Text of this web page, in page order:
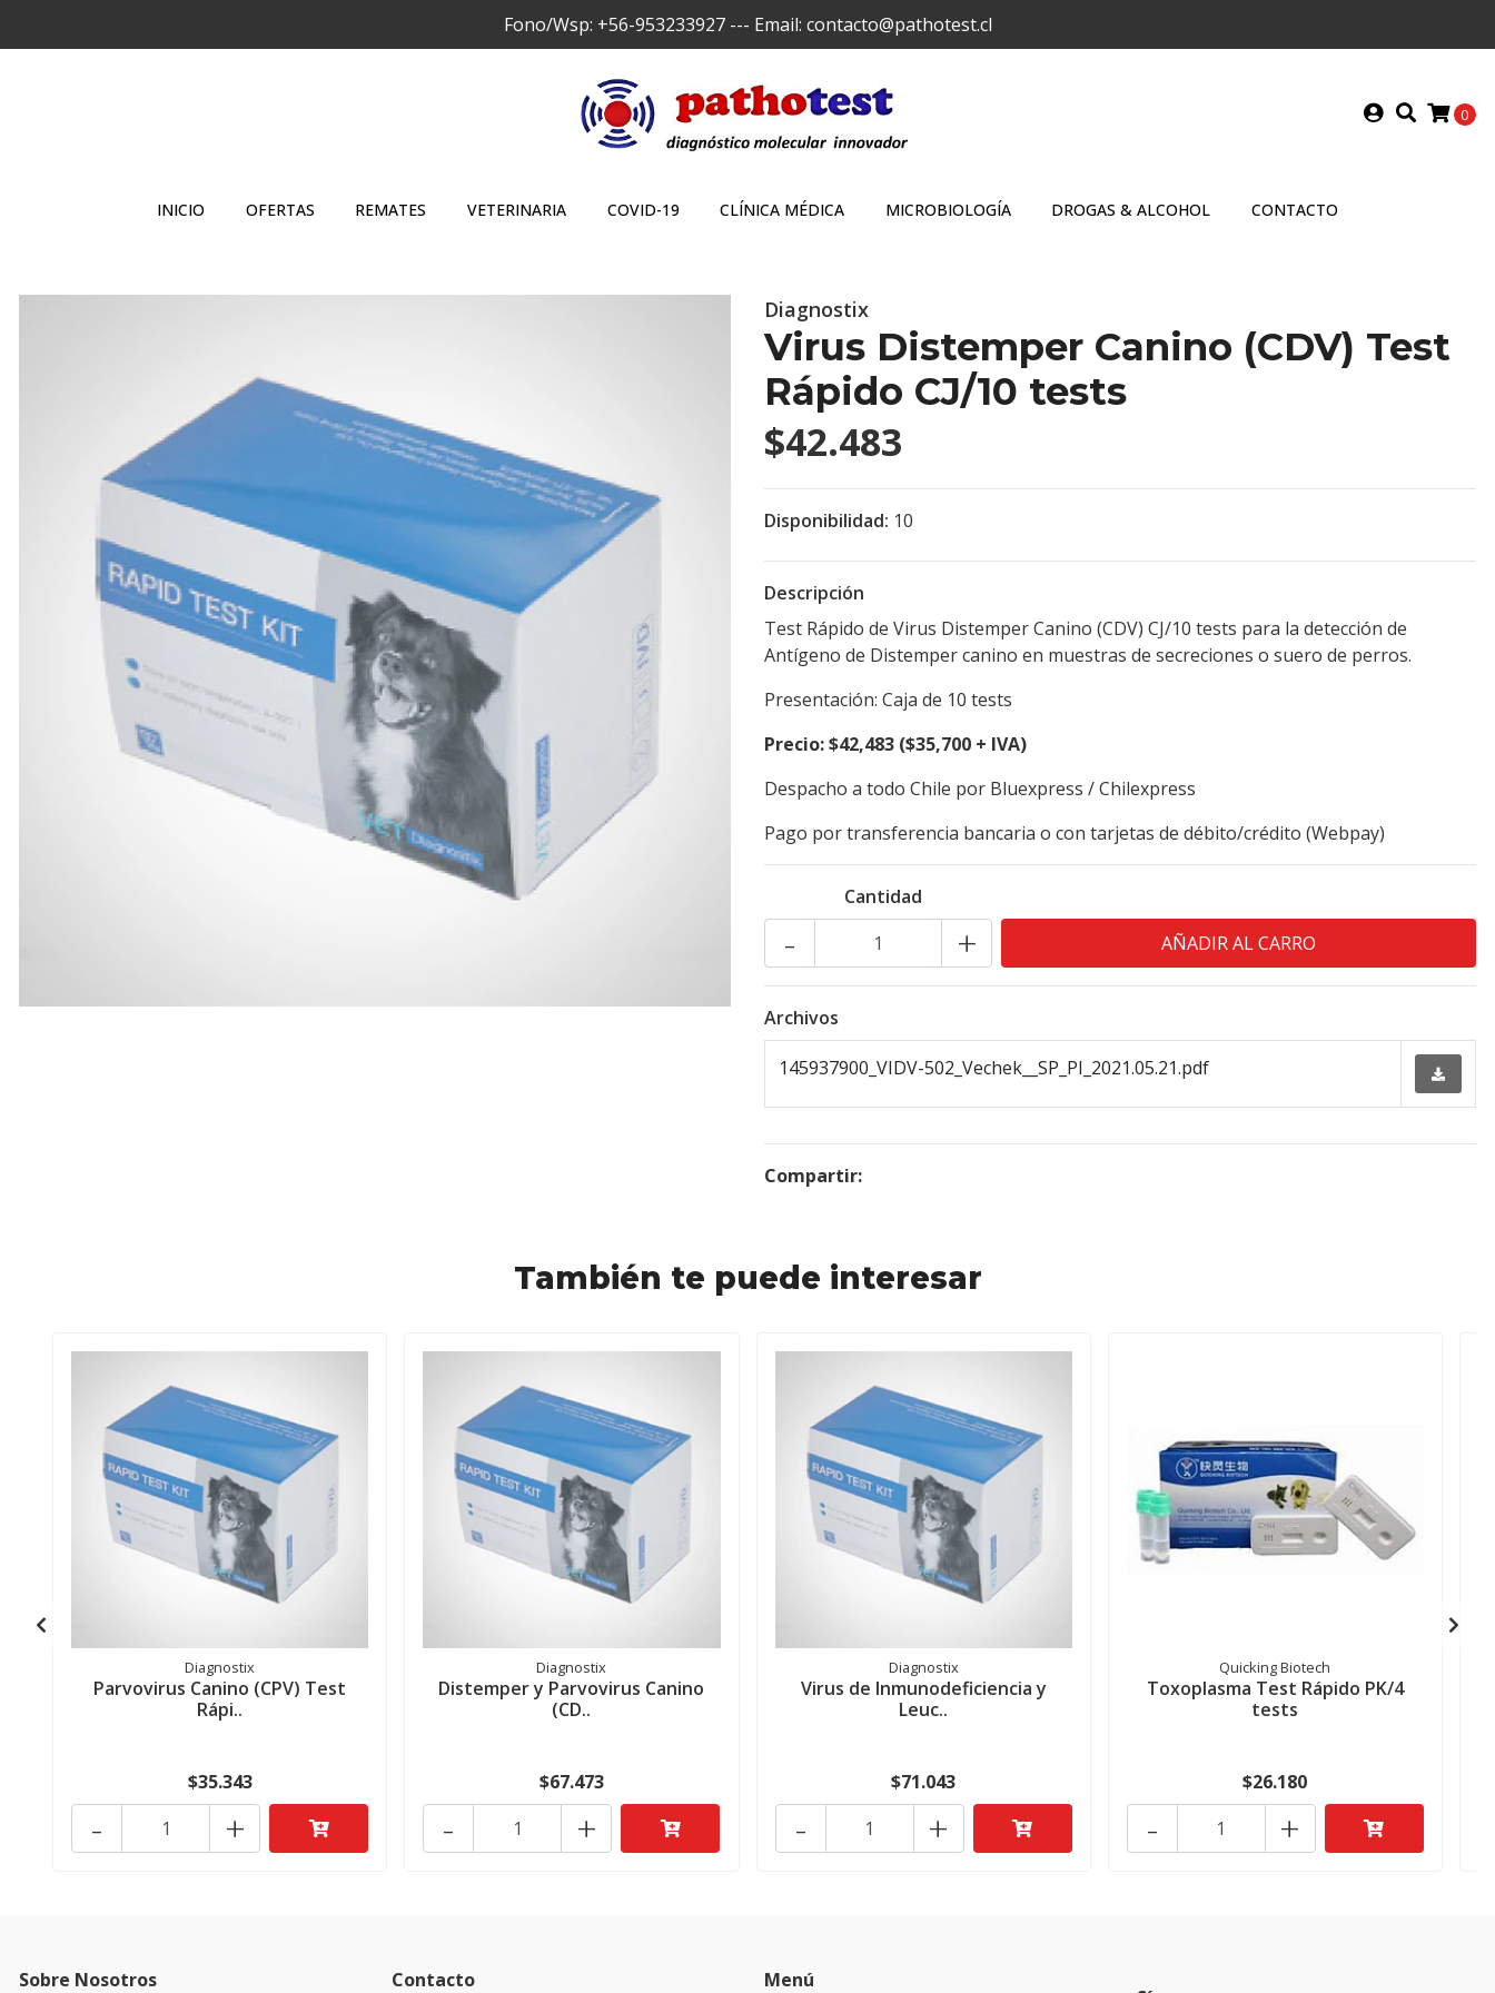
Fono/Wsp: +56-953233927 --- Email: contacto@pathotest.cl
0
INICIO OFERTAS REMATES VETERINARIA COVID-19 CLÍNICA MÉDICA MICROBIOLOGÍA DROGAS & ALCOHOL CONTACTO
Diagnostix
Virus Distemper Canino (CDV) Test
Rápido CJ/10 tests
$42.483
Disponibilidad: 10
Descripción
Test Rápido de Virus Distemper Canino (CDV) CJ/10 tests para la detección de
Antígeno de Distemper canino en muestras de secreciones o suero de perros.
Presentación: Caja de 10 tests
Precio: $42,483 ($35,700 + IVA)
Despacho a todo Chile por Bluexpress / Chilexpress
Pago por transferencia bancaria o con tarjetas de débito/crédito (Webpay)
Cantidad
+
-
Archivos
145937900_VIDV-502_Vechek__SP_PI_2021.05.21.pdf
Compartir:
También te puede interesar
Diagnostix
Parvovirus Canino (CPV) Test
Rápi..
$35.343
+
-
Diagnostix
Distemper y Parvovirus Canino
(CD..
$67.473
+
-
Diagnostix
Virus de Inmunodeficiencia y
Leuc..
$71.043
+
-
Quicking Biotech
Toxoplasma Test Rápido PK/4
tests
$26.180
+
-
Sobre Nosotros Contacto Menú